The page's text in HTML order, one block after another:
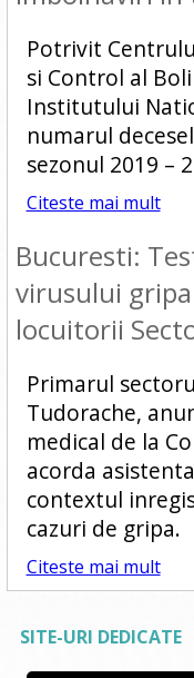
Potrivit
si Control al
Institutului
numarul
sezonul 2019 –
Citeste mai mult
Bucuresti:
virusului
locuitorii
Primarul
Tudorache,
medical de la
acorda
contextul
cazuri de gripa.
Citeste mai mult
SITE-URI DEDICATE